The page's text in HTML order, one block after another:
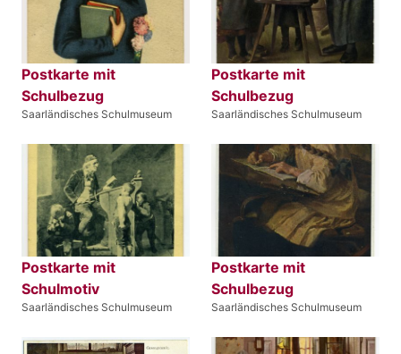
Postkarte mit
Schulbezug
Saarländisches Schulmuseum
Postkarte mit
Schulbezug
Saarländisches Schulmuseum
Postkarte mit
Schulmotiv
Saarländisches Schulmuseum
Postkarte mit
Schulbezug
Saarländisches Schulmuseum